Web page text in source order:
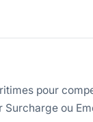
pour
ou